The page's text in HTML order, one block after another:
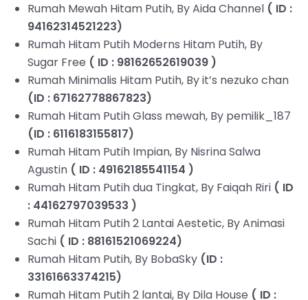
Rumah Mewah Hitam Putih, By Aida Channel ( ID :
94162314521223)
Rumah Hitam Putih Moderns Hitam Putih, By
Sugar Free ( ID : 98162652619039 )
Rumah Minimalis Hitam Putih, By it’s nezuko chan
(ID : 67162778867823)
Rumah Hitam Putih Glass mewah, By pemilik_187
(ID : 6116183155817)
Rumah Hitam Putih Impian, By Nisrina Salwa
Agustin ( ID : 49162185541154 )
Rumah Hitam Putih dua Tingkat, By Faiqah Riri ( ID
: 44162797039533 )
Rumah Hitam Putih 2 Lantai Aestetic, By Animasi
Sachi ( ID : 88161521069224)
Rumah Hitam Putih, By BobaSky (ID :
33161663374215)
Rumah Hitam Putih 2 lantai, By Dila House ( ID :